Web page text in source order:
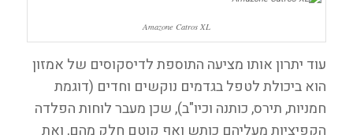
Amazone Catros XL
עוד יתרון אותו מציעה התוספת לדיסקוסים של אמזון
הוא ביכולת לטפל בגדמים נוקשים וחדים (דוגמת
חמניות, תירס, כותנה וכיו"ב), שכן מעבר לוחות הפלדה
הקפיציות מעליהם כותש ואף קוטם חלק מהם, ואת